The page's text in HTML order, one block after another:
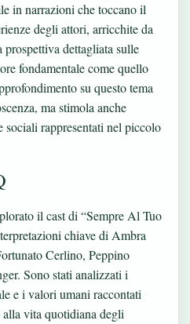
in narrazioni che toccano il
degli attori, arricchite da
dettagliata sulle
fondamentale come quello
su questo tema
ma stimola anche
rappresentati nel piccolo
il cast di “Sempre Al Tuo
chiave di Ambra
Cerlino, Peppino
Sono stati analizzati i
e i valori umani raccontati
vita quotidiana degli